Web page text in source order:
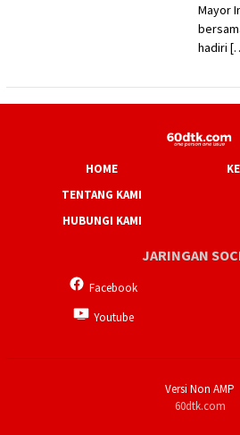
Mayor
hadiri
HOME
TENTANG KAMI
HUBUNGI KAMI
JARINGAN
Facebook
Youtube
Versi Non AMP
60dtk.com